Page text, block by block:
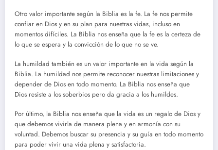
Otro valor importante según la Biblia es la fe. La fe nos permite
confiar en Dios y en su plan para nuestras vidas, incluso en
momentos difíciles. La Biblia nos enseña que la fe es la certeza de
lo que se espera y la convicción de lo que no se ve.
La humildad también es un valor importante en la vida según la
Biblia. La humildad nos permite reconocer nuestras limitaciones y
depender de Dios en todo momento. La Biblia nos enseña que
Dios resiste a los soberbios pero da gracia a los humildes.
Por último, la Biblia nos enseña que la vida es un regalo de Dios y
que debemos vivirla de manera plena y en armonía con su
voluntad. Debemos buscar su presencia y su guía en todo momento
para poder vivir una vida plena y satisfactoria.